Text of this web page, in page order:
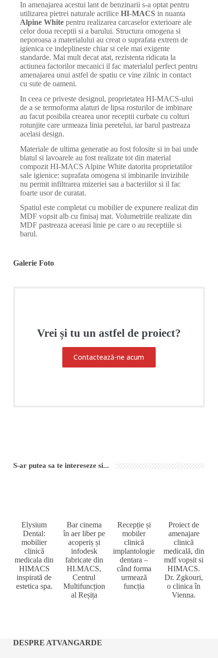
In amenajarea acestui lant de benzinarii s-a optat pentru
utilizarea pietrei naturale acrilice HI-MACSin nuanta
Alpine Whitepentru realizarea carcaselor exterioare ale
celor doua receptii si a barului. Structura omogena si
neporoasa a materialului au creat o suprafata extrem de
igienica ce indeplineste chiar si cele mai exigente
standarde. Mai mult decat atat, rezistenta ridicata la
actiunea factorilor mecanici il fac materialul perfect pentru
amenajarea unui astfel de spatiu ce vine zilnic in contact
cu sute de oameni.
In ceea ce priveste designul, proprietatea HI-MACS-ului
de a se termoforma alaturi de lipsa rosturilor de imbinare
au facut posibila crearea unor receptii curbate cu colturi
rotunjite care urmeaza linia peretelui, iar barul pastreaza
acelasi design.
Materiale de ultima generatie au fost folosite si in bai unde
blatul si lavoarele au fost realizate tot din material
compozit HI-MACS Alpine White datorita proprietatilor
sale igienice: suprafata omogena si imbinarile invizibile
nu permit infiltrarea mizeriei sau a bacteriilor si il fac
foarte usor de curatat.
Spatiul este completat cu mobilier de expunere realizat din
MDF vopsit alb cu finisaj mat. Volumetriile realizate din
MDF pastreaza aceeasi linie pe care o au receptiile si
barul.
Galerie Foto
Vrei și tu un astfel de proiect?
Contactează-ne acum
S-ar putea sa te intereseze si...
Elysium
Dental:
mobilier
clinică
medicala din
HIMACS
inspirată de
estetica spa.
Bar cinema
în aer liber pe
acoperiș și
infodesk
fabricate din
HI.MACS,
Centrul
Multifuncțion
al Reșița
Recepție și
mobiler
clinică
implantologie
dentara –
când forma
urmează
funcția
Proiect de
amenajare
clinică
medicală, din
mdf vopsit si
HIMACS.
Dr. Zgkouri,
o clinica în
Vienna.
DESPRE ATVANGARDE